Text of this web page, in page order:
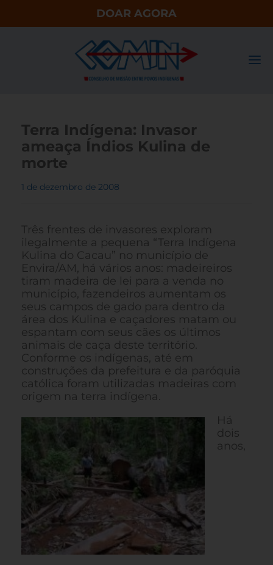
DOAR AGORA
Terra Indígena: Invasor
ameaça Índios Kulina de
morte
1 de dezembro de 2008
Três frentes de invasores exploram
ilegalmente a pequena “Terra Indígena
Kulina do Cacau” no município de
Envira/AM, há vários anos: madeireiros
tiram madeira de lei para a venda no
município, fazendeiros aumentam os
seus campos de gado para dentro da
área dos Kulina e caçadores matam ou
espantam com seus cães os últimos
animais de caça deste território.
Conforme os indígenas, até em
construções da prefeitura e da paróquia
católica foram utilizadas madeiras com
origem na terra indígena.
Há
dois
anos,